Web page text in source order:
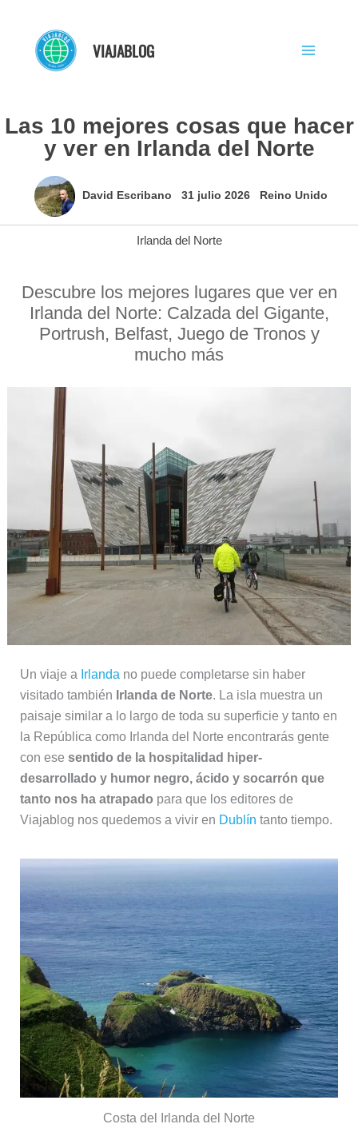
contenido
VIAJABLOG
Las 10 mejores cosas que hacer
y ver en Irlanda del Norte
David Escribano 31 julio 2026 Reino Unido
Irlanda del Norte
Descubre los mejores lugares que ver en
Irlanda del Norte: Calzada del Gigante,
Portrush, Belfast, Juego de Tronos y
mucho más
Un viaje a Irlanda no puede completarse sin haber
visitado también Irlanda de Norte. La isla muestra un
paisaje similar a lo largo de toda su superficie y tanto en
la República como Irlanda del Norte encontrarás gente
con ese sentido de la hospitalidad hiper-
desarrollado y humor negro, ácido y socarrón que
tanto nos ha atrapado para que los editores de
Viajablog nos quedemos a vivir en Dublín tanto tiempo.
Costa del Irlanda del Norte